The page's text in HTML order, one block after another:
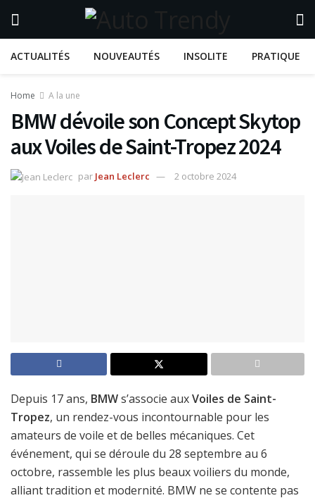
ACTUALITÉS NOUVEAUTÉS INSOLITE PRATIQUE
Home A la une
BMW dévoile son Concept Skytop
aux Voiles de Saint-Tropez 2024
par Jean Leclerc 2 octobre 2024
Depuis 17 ans, BMWs’associe auxVoiles de Saint-
Tropez, un rendez-vous incontournable pour les
amateurs de voile et de belles mécaniques. Cet
événement, qui se déroule du 28 septembre au 6
octobre, rassemble les plus beaux voiliers du monde,
alliant tradition et modernité. BMW ne se contente pas